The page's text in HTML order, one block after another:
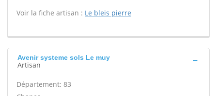
Voir la fiche artisan : Le bleis pierre
Avenir systeme sols Le muy
Artisan
Département: 83